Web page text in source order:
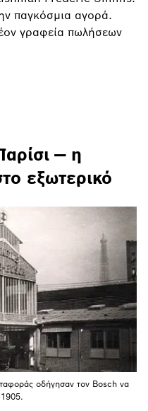
παγκόσμια αγορά.
γραφεία πωλήσεων
— η
εξωτερικό
οδήγησαν τον Bosch να
1905.